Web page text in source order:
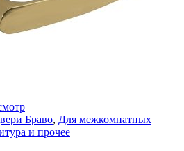
Браво, Для межкомнатных
и прочее